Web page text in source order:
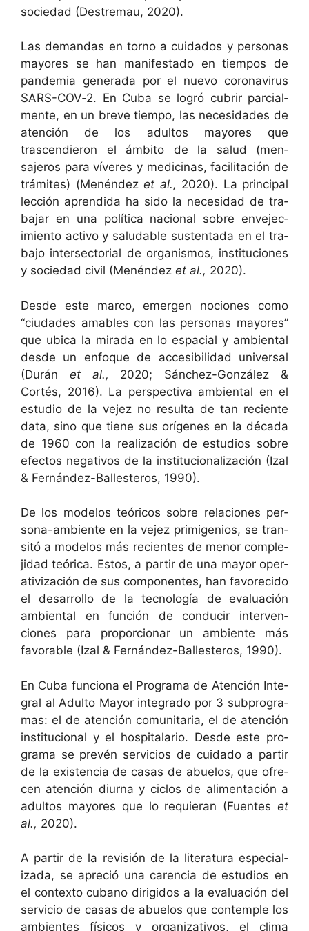
sociedad (Destremau, 2020).
Las deman­das en torno a cuida­dos y per­sonas
may­ores se han man­i­fes­ta­do en tiem­pos de
pan­demia gen­er­a­da por el nue­vo coro­n­avirus
SARS-COV‑2. En Cuba se logró cubrir par­cial­
mente, en un breve tiem­po, las necesi­dades de
aten­ción de los adul­tos may­ores que
trascendieron el ámbito de la salud (men­
sajeros para víveres y med­i­c­i­nas, facil­itación de
trámites) (Menén­dez et al., 2020). La prin­ci­pal
lec­ción apren­di­da ha sido la necesi­dad de tra­
ba­jar en una políti­ca nacional sobre enve­jec­
imien­to acti­vo y salud­able sus­ten­ta­da en el tra­
ba­jo inter­sec­to­r­i­al de organ­is­mos, insti­tu­ciones
y sociedad civ­il (Menén­dez et al., 2020).
Des­de este mar­co, emer­gen nociones como
“ciu­dades amables con las per­sonas may­ores”
que ubi­ca la mira­da en lo espa­cial y ambi­en­tal
des­de un enfoque de acce­si­bil­i­dad uni­ver­sal
(Durán et al., 2020; Sánchez-González &
Cortés, 2016). La per­spec­ti­va ambi­en­tal en el
estu­dio de la vejez no resul­ta de tan reciente
data, sino que tiene sus orí­genes en la déca­da
de 1960 con la real­ización de estu­dios sobre
efec­tos neg­a­tivos de la insti­tu­cional­ización (Izal
& Fer­nán­dez-Balles­teros, 1990).
De los mod­e­los teóri­cos sobre rela­ciones per­
sona-ambi­ente en la vejez prim­i­ge­nios, se tran­
sitó a mod­e­los más recientes de menor com­ple­
ji­dad teóri­ca. Estos, a par­tir de una may­or oper­
a­tivización de sus com­po­nentes, han favore­ci­do
el desar­rol­lo de la tec­nología de eval­u­ación
ambi­en­tal en fun­ción de con­ducir inter­ven­
ciones para pro­por­cionar un ambi­ente más
favor­able (Izal & Fer­nán­dez-Balles­teros, 1990).
En Cuba fun­ciona el Pro­gra­ma de Aten­ción Inte­
gral al Adul­to May­or inte­gra­do por 3 sub­pro­gra­
mas: el de aten­ción comu­ni­taria, el de aten­ción
insti­tu­cional y el hos­pi­ta­lario. Des­de este pro­
gra­ma se pre­vén ser­vi­cios de cuida­do a par­tir
de la exis­ten­cia de casas de abue­los, que ofre­
cen aten­ción diur­na y cic­los de ali­mentación a
adul­tos may­ores que lo requier­an (Fuentes et
al., 2020).
A par­tir de la revisión de la lit­er­atu­ra espe­cial­
iza­da, se apre­ció una caren­cia de estu­dios en
el con­tex­to cubano dirigi­dos a la eval­u­ación del
ser­vi­cio de casas de abue­los que con­tem­ple los
ambi­entes físi­cos y orga­ni­za­tivos, el cli­ma